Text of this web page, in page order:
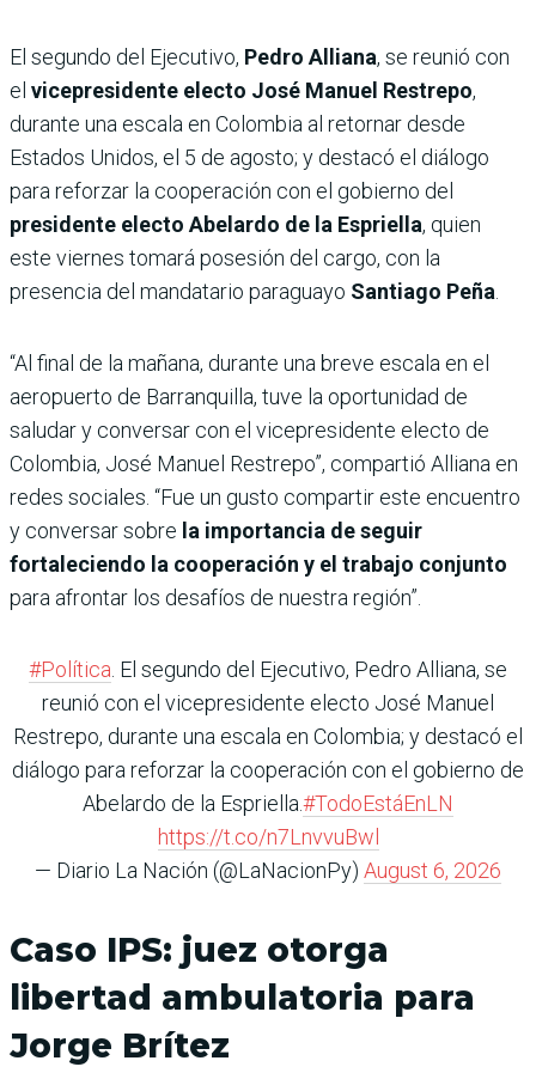
El segundo del Ejecutivo, Pedro Alliana, se reunió con
el vicepresidente electo José Manuel Restrepo,
durante una escala en Colombia al retornar desde
Estados Unidos, el 5 de agosto; y destacó el diálogo
para reforzar la cooperación con el gobierno del
presidente electo Abelardo de la Espriella, quien
este viernes tomará posesión del cargo, con la
presencia del mandatario paraguayo Santiago Peña.
“Al final de la mañana, durante una breve escala en el
aeropuerto de Barranquilla, tuve la oportunidad de
saludar y conversar con el vicepresidente electo de
Colombia, José Manuel Restrepo”, compartió Alliana en
redes sociales. “Fue un gusto compartir este encuentro
y conversar sobre la importancia de seguir
fortaleciendo la cooperación y el trabajo conjunto
para afrontar los desafíos de nuestra región”.
#Política. El segundo del Ejecutivo, Pedro Alliana, se
reunió con el vicepresidente electo José Manuel
Restrepo, durante una escala en Colombia; y destacó el
diálogo para reforzar la cooperación con el gobierno de
Abelardo de la Espriella.#TodoEstáEnLN
https://t.co/n7LnvvuBwl
— Diario La Nación (@LaNacionPy) August 6, 2026
Caso IPS: juez otorga
libertad ambulatoria para
Jorge Brítez